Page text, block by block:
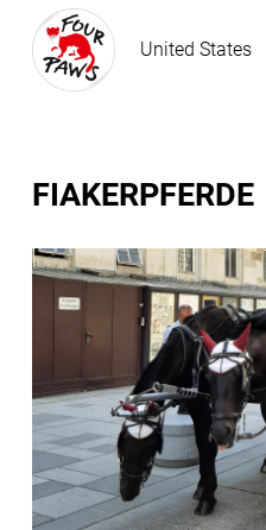
United States
FIAKERPFERDE